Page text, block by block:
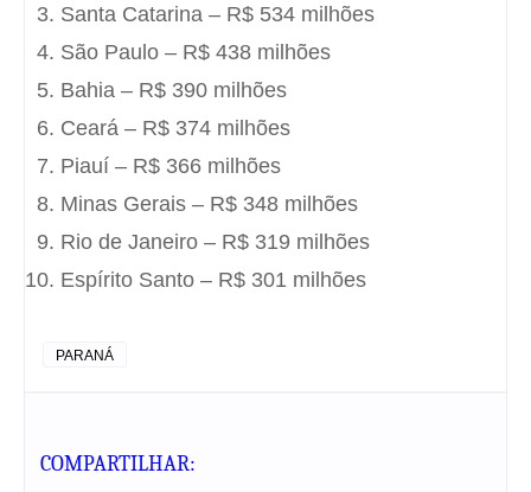
Santa Catarina – R$ 534 milhões
São Paulo – R$ 438 milhões
Bahia – R$ 390 milhões
Ceará – R$ 374 milhões
Piauí – R$ 366 milhões
Minas Gerais – R$ 348 milhões
Rio de Janeiro – R$ 319 milhões
Espírito Santo – R$ 301 milhões
PARANÁ
COMPARTILHAR: